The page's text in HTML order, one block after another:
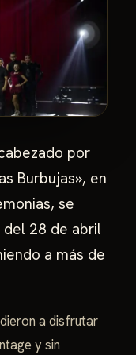
por
Burbujas», en
se
del 28 de abril
a más de
a disfrutar
y sin